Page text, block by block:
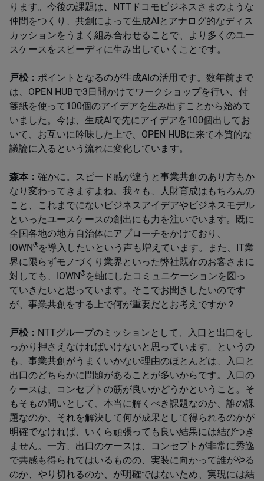
ります。今後の課題は、NTTドコモビジネスさまのような
仲間をつくり、共創によって生成AIとアナログ的なディス
カッションをうまく組み合わせることで、より多くのユー
スケースをスピーディに生み出していくことです。
戸松： ポイントとなるのが生成AIの活用です。数年前まで
は、OPEN HUBで3日間かけてワークショップを行い、付
箋紙を使って100個のアイデアを生み出すことから始めて
いました。今は、生成AIで先にアイデアを100個出してお
いて、お互いに吟味した上で、OPEN HUBに来て本質的な
議論に入るという流れに変化しています。
森本： 確かに。スピード感が違うと事業共創のあり方もか
なり変わってきますよね。我々も、人財育成はもちろんの
こと、これまでにないビジネスアイデアやビジネスモデル
といったユースケースの創出にも力を注いでいます。既に
全国各地の地方自治体にアプローチをかけており、
IOWN®を導入したいという声も増えています。また、IT業
界に限らずモノづくり業界といった弊社既存のお客さまに
対しても、IOWN®を軸にしたコミュニケーションを図っ
ていきたいと思っています。そこでお聞きしたいのです
が、事業共創をする上で何が重要だとお考えですか？
戸松： NTTグループのミッションとして、入口と出口をし
っかり押さえなければいけないと思っています。というの
も、事業共創がうまくいかない理由のほとんどは、入口と
出口のどちらかに問題があることが多いからです。入口の
ケースは、コンセプトの筋が良いかどうかということ。そ
もそもの問いとして、本当に解くべき課題なのか、誰の課
題なのか、それを解決して何が成果として得られるのかが
明確でなければ、いくら頑張っても良い結果には結びつき
ません。一方、出口のケースは、コンセプトが非常に秀逸
で共感も得られてはいるものの、実装に向かって誰がやる
のか、やり切れるのか、が明確ではないため、実現には結